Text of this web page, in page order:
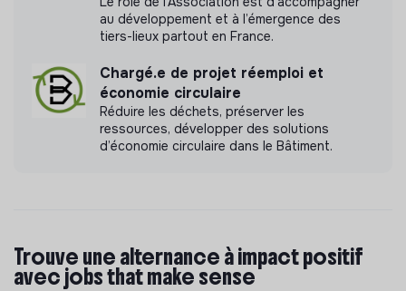
au développement et à l’émergence des
tiers-lieux partout en France.
Chargé.e de projet réemploi et
économie circulaire
Réduire les déchets, préserver les
ressources, développer des solutions
d’économie circulaire dans le Bâtiment.
Trouve une alternance à impact positif
avec jobs that make sense